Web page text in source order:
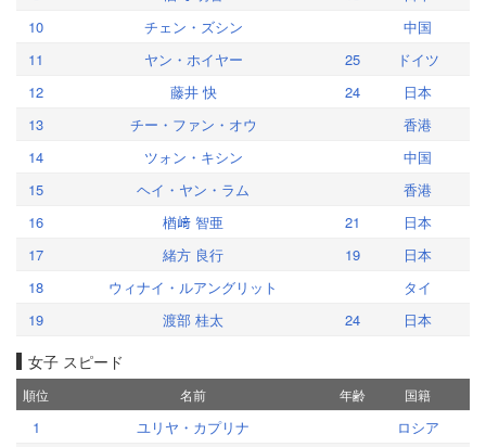
10
チェン・ズシン
中国
11
ヤン・ホイヤー 25
ドイツ
12
藤井 快 24
日本
13
チー・ファン・オウ
香港
14
ツォン・キシン
中国
15
ヘイ・ヤン・ラム
香港
16
楢﨑 智亜 21
日本
17
緒方 良行 19
日本
18
ウィナイ・ルアングリット
タイ
19
渡部 桂太 24 日本
女子 スピード
順位 名前 年齢 国籍
1 ユリヤ・カプリナ
ロシア